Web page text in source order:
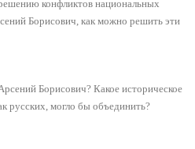
конфликтов национальных
Борисович, как можно решить эти
Борисович? Какое историческое
русских, могло бы объединить?